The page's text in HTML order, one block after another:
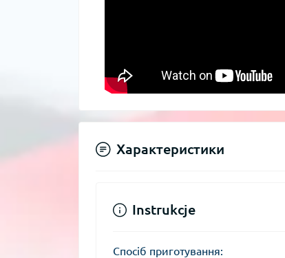
Характеристики
Instrukcje
Спосіб приготування: